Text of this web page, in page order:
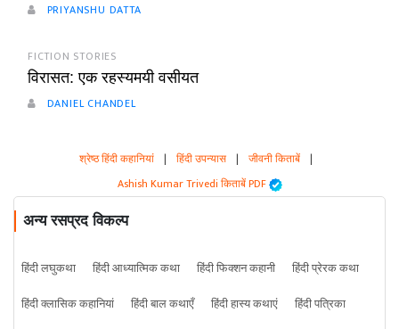
PRIYANSHU DATTA
FICTION STORIES
विरासत: एक रहस्यमयी वसीयत
DANIEL CHANDEL
श्रेष्ठ हिंदी कहानियां | हिंदी उपन्यास | जीवनी किताबें |
Ashish Kumar Trivedi किताबें PDF
अन्य रसप्रद विकल्प
हिंदी लघुकथा हिंदी आध्यात्मिक कथा हिंदी फिक्शन कहानी
हिंदी प्रेरक कथा
हिंदी क्लासिक कहानियां
हिंदी बाल कथाएँ हिंदी हास्य कथाएं
हिंदी पत्रिका